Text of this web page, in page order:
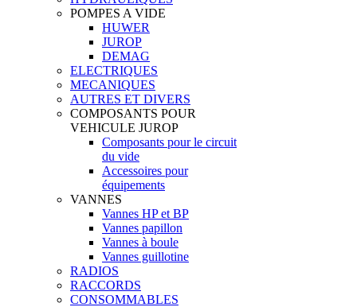
POMPES A VIDE
HUWER
JUROP
DEMAG
ELECTRIQUES
MECANIQUES
AUTRES ET DIVERS
COMPOSANTS POUR
VEHICULE JUROP
Composants pour le circuit
du vide
Accessoires pour
équipements
VANNES
Vannes HP et BP
Vannes papillon
Vannes à boule
Vannes guillotine
RADIOS
RACCORDS
CONSOMMABLES